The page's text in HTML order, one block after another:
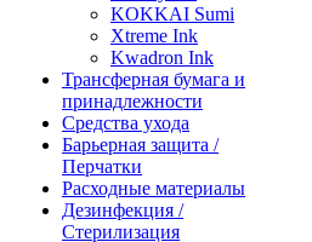
KOKKAI Sumi
Xtreme Ink
Kwadron Ink
Трансферная бумага и
принадлежности
Средства ухода
Барьерная защита /
Перчатки
Расходные материалы
Дезинфекция /
Стерилизация